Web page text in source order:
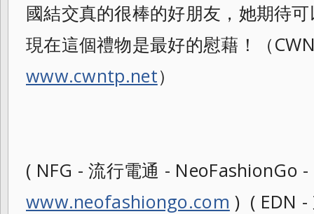
國結交真的很棒的好朋友，她期待
現在這個禮物是最好的慰藉！（
www.cwntp.net）
( NFG - 流行電通 - NeoFashionGo -
www.neofashiongo.com ) ( EDN -